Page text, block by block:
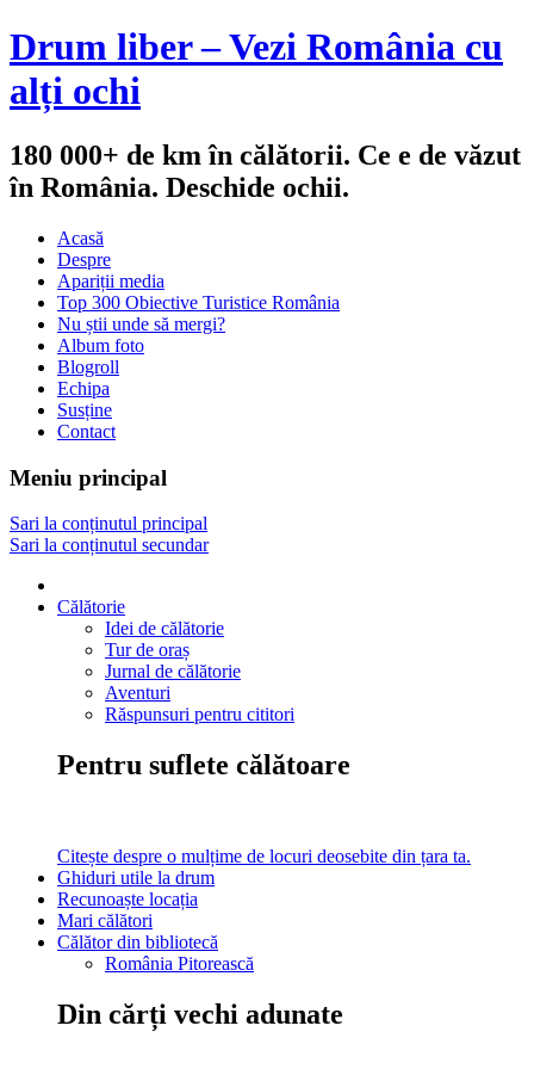
Drum liber – Vezi România cu
alți ochi
180 000+ de km în călătorii. Ce e de văzut
în România. Deschide ochii.
Acasă
Despre
Apariții media
Top 300 Obiective Turistice România
Nu știi unde să mergi?
Album foto
Blogroll
Echipa
Susține
Contact
Meniu principal
Sari la conținutul principal
Sari la conținutul secundar
Călătorie
Idei de călătorie
Tur de oraș
Jurnal de călătorie
Aventuri
Răspunsuri pentru cititori
Pentru suflete călătoare
Citește despre o mulțime de locuri deosebite din țara ta.
Ghiduri utile la drum
Recunoaște locația
Mari călători
Călător din bibliotecă
România Pitorească
Din cărți vechi adunate